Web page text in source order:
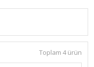
Toplam 4 ürün